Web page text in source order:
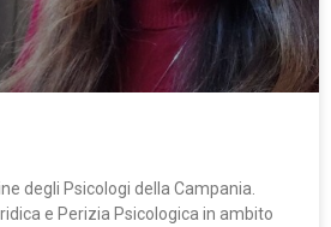
degli Psicologi della Campania.
e Perizia Psicologica in ambito